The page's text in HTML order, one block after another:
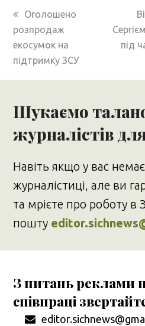
previous
post:
Оголошено
розпродаж
екосумок на
підтримку ЗСУ
під
Шукаємо
журналістів
Навіть якщо у вас
журналістиці, але ви
та мрієте про роботу в
пошту
З питань реклами
співпраці